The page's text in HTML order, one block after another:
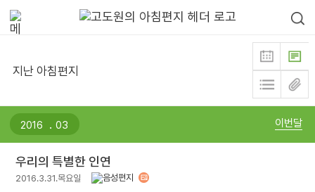
지난 아침편지
. 이번달
우리의 특별한 인연
2016.3.31.목요일